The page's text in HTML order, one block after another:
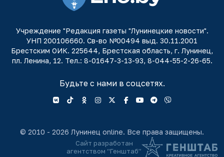
Учреждение "Редакция газеты "Лунинецкие новости".
УНП 200106660. Св-во №00494 выд. 30.11.2001
Брестским ОИК. 225644, Брестская область, г. Лунинец,
пл. Ленина, 12. Тел.: 8-01647-3-13-93, 8-044-55-2-26-65.
Будьте с нами в соцсетях.
© 2010 - 2026 Лунинец online. Все права защищены.
Сайт разработан
агентством “Генштаб”